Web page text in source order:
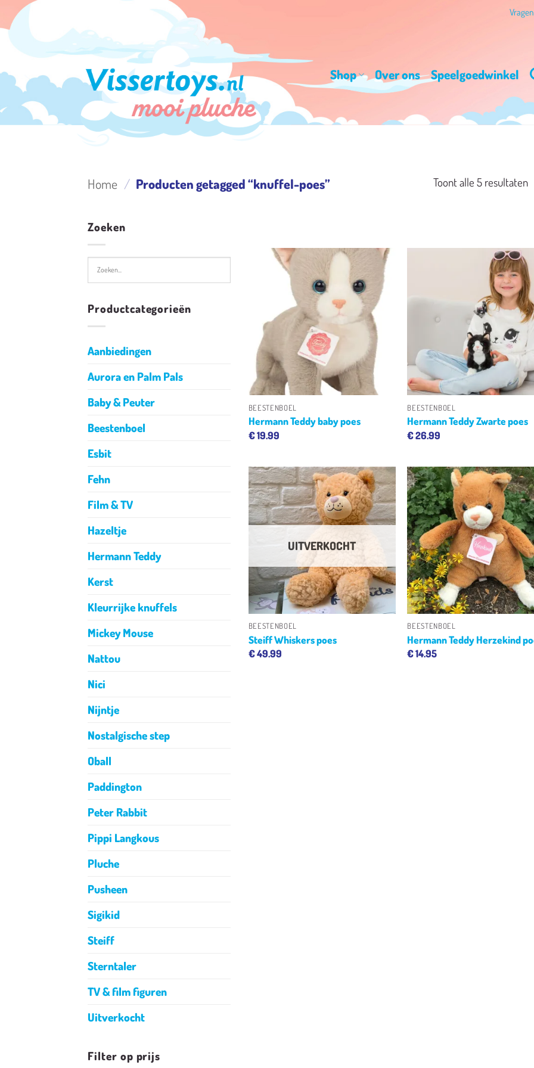
naar
inhoud
Vragen
Shop Over ons Speelgoedwinkel
Home / Producten getagged “knuffel-poes” Toont alle 5 resultaten
Zoeken
Productcategorieën
Aanbiedingen
Aurora en Palm Pals
Baby & Peuter
Beestenboel
Esbit
Fehn
Film & TV
Hazeltje
Hermann Teddy
Kerst
Kleurrijke knuffels
Mickey Mouse
Nattou
Nici
Nijntje
Nostalgische step
Oball
Paddington
Peter Rabbit
Pippi Langkous
Pluche
Pusheen
Sigikid
Steiff
Sterntaler
TV & film figuren
Uitverkocht
Filter op prijs
Toevoegen
aan
verlanglijst
+
BEESTENBOEL
Hermann Teddy baby poes
€19.99
aan
+
BEESTENBOEL
Hermann Teddy Zwarte poes
€26.99
Toevoegen
aan
verlanglijst
+
UITVERKOCHT
BEESTENBOEL
Steiff Whiskers poes
€49.99
aan
+
BEESTENBOEL
Hermann Teddy Herzekind
€14.95